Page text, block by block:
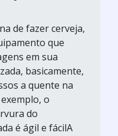
de fazer cerveja,
que
em sua
basicamente,
a quente na
o
do
é ágil e fácilA